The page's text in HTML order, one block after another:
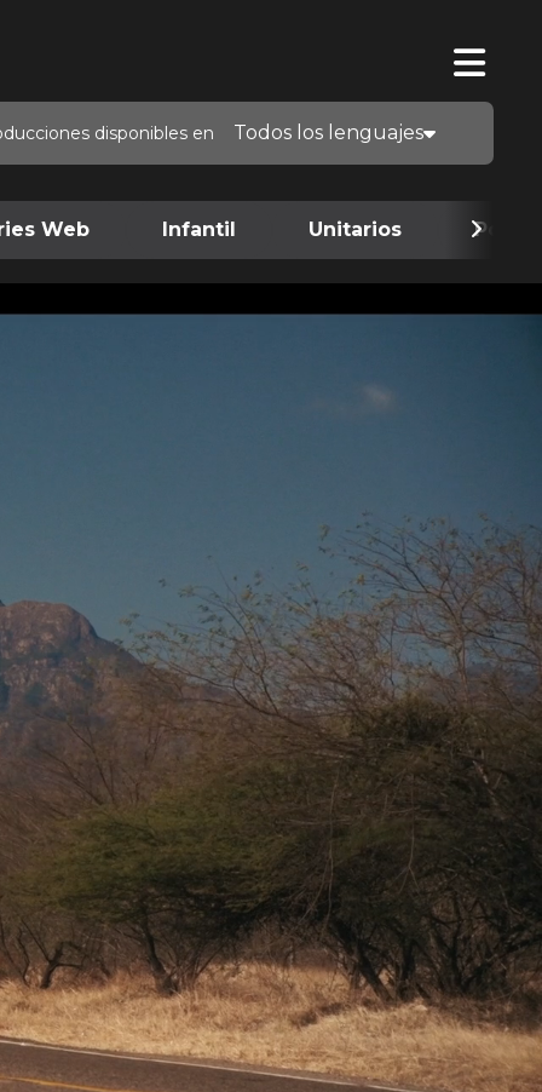
disponibles en Todos los lenguajes
Web Infantil Unitarios